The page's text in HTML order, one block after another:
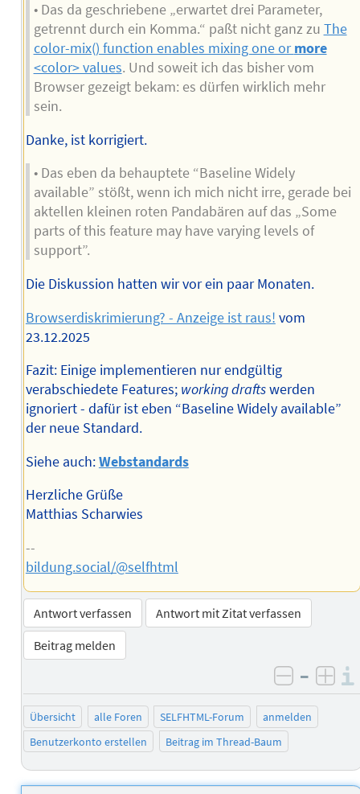
• Das da geschriebene „erwartet drei Parameter,
getrennt durch ein Komma.“ paßt nicht ganz zu The
color-mix() function enables mixing one ormore
<color> values. Und soweit ich das bisher vom
Browser gezeigt bekam: es dürfen wirklich mehr
sein.
Danke, ist korrigiert.
• Das eben da behauptete “Baseline Widely
available” stößt, wenn ich mich nicht irre, gerade bei
aktellen kleinen roten Pandabären auf das „Some
parts of this feature may have varying levels of
support”.
Die Diskussion hatten wir vor ein paar Monaten.
Browserdiskrimierung? - Anzeige ist raus! vom
23.12.2025
Fazit: Einige implementieren nur endgültig
verabschiedete Features; working draftswerden
ignoriert - dafür ist eben “Baseline Widely available”
der neue Standard.
Siehe auch:Webstandards
Herzliche Grüße
Matthias Scharwies
--
bildung.social/@selfhtml
Antwort verfassen
Antwort mit Zitat verfassen
Beitrag melden
negativ
–
Übersicht alle Foren SELFHTML-Forum
anmelden
Benutzerkonto erstellen
Beitrag im Thread-Baum